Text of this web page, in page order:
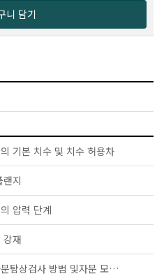
니 담기
기본 치수 및 치수 허용차
지
압력 단계
재
KS D 0213 - 강자성 재료의 자분탐상검사 방법 및자분 모양의 분류